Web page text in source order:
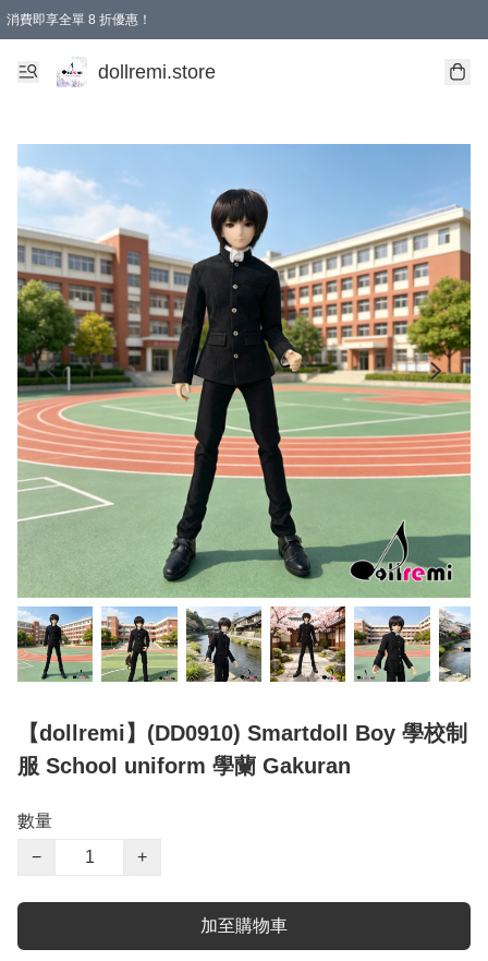
消費即享全單 8 折優惠！
購物滿 HKD 1500.00即享免運費優惠！（適用於 本地送貨、本地取貨、國際送貨 )
dollremi.store
【dollremi】(DD0910) Smartdoll Boy 學校制
服 School uniform 學蘭 Gakuran
數量
−
+
加至購物車